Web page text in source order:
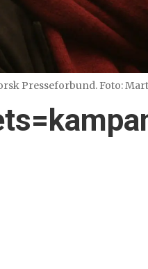
Presseforbund. Foto: